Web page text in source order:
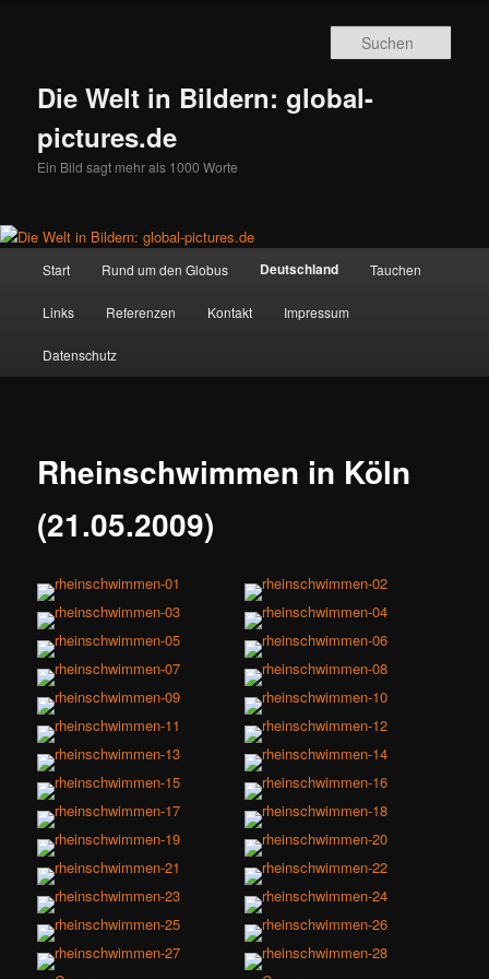
Die Welt in Bildern: global-
pictures.de
Ein Bild sagt mehr als 1000 Worte
Start Rund um den Globus Deutschland Tauchen
Links Referenzen Kontakt Impressum
Datenschutz
Rheinschwimmen in Köln
(21.05.2009)